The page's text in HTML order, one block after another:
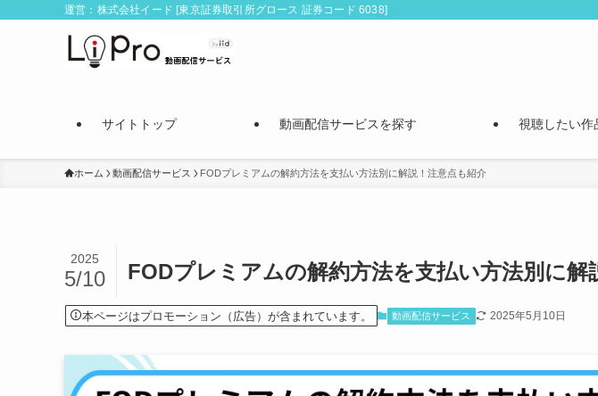
運営：株式会社イード [東京証券取引所グロース 証券コード 6038]
サイトトップ 動画配信サービスを探す 視聴したい作
ホーム 動画配信サービス FODプレミアムの解約方法を支払い方法別に解説！注意点も紹介
FODプレミアムの解約方法を支払い方法別に解
2025
5/10
本ページはプロモーション（広告）が含まれています。 動画配信サービス 2025年5月10日